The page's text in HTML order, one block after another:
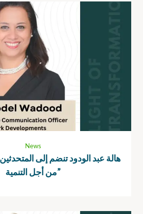
News
هالة عبد الودود تنضم إلى
من أجل التنمية”